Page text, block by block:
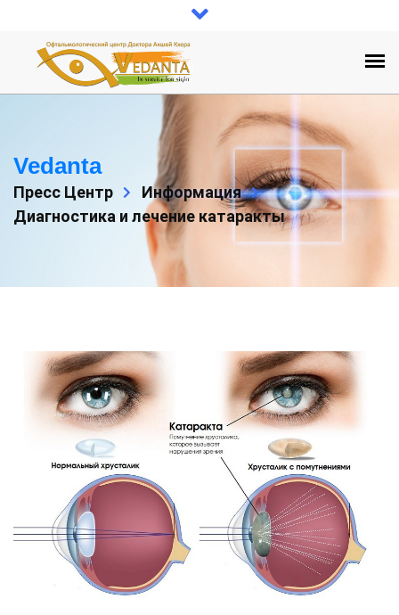
Vedanta
Пресс Центр
Информация
Диагностика и лечение катаракты